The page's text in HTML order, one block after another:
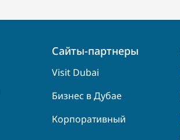
Сайты-партнеры
Visit Dubai
Бизнес в Дубае
Корпоративный